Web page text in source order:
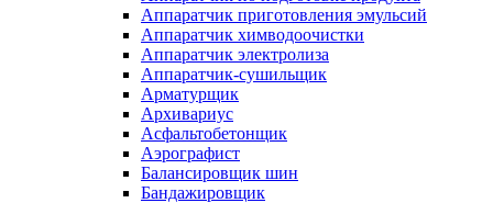
Аппаратчик приготовления эмульсий
Аппаратчик химводоочистки
Аппаратчик электролиза
Аппаратчик-сушильщик
Арматурщик
Архивариус
Асфальтобетонщик
Аэрографист
Балансировщик шин
Бандажировщик